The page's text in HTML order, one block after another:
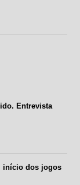
Entrevista
início dos jogos